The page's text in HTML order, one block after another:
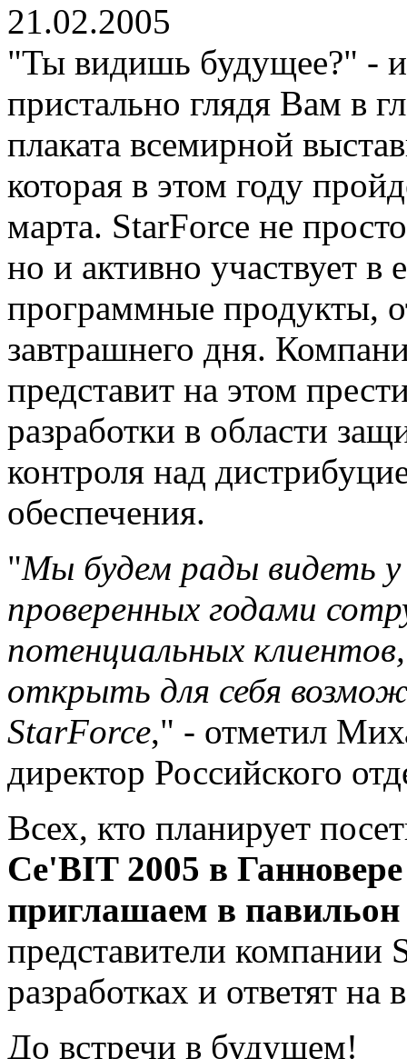
21.02.2005
"Ты видишь будущее?" -
пристально глядя Вам в
плаката всемирной
которая в этом году
марта. StarForce не
но и активно участвует в
программные продукты,
завтрашнего дня.
представит на этом
разработки в области
контроля над
обеспечения.
"Мы будем рады видеть у
проверенных годами
потенциальных
открыть для себя
StarForce," - отметил
директор Российского
Всех, кто планирует
Ce'BIT 2005 в
приглашаем в
представители компании
разработках и ответят
До встречи в будущем!